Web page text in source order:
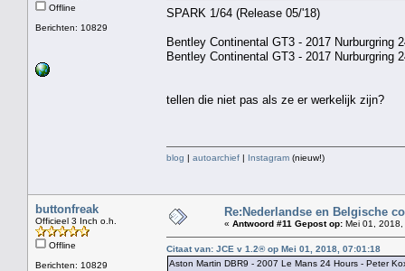
Offline
Berichten: 10829
SPARK 1/64 (Release 05/'18)
Bentley Continental GT3 - 2017 Nurburgring
Bentley Continental GT3 - 2017 Nurburgring
tellen die niet pas als ze er werkelijk zijn?
blog | autoarchief | Instagram (nieuw!)
buttonfreak
Officieel 3 Inch o.h.
Offline
Berichten: 10829
Re:Nederlandse en Belgische
« Antwoord #11 Gepost op: Mei 01,
Citaat van: JCE v 1.2® op Mei 01, 2018, 07:01:18
Aston Martin DBR9 - 2007 Le Mans 24 Hours - Peter